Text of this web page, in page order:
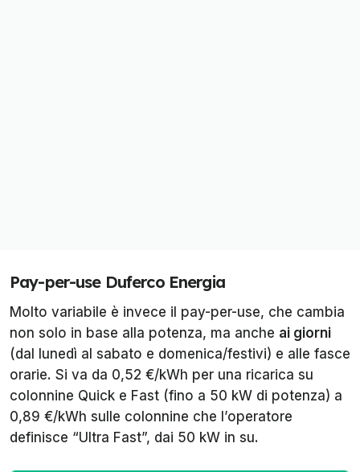
Pay-per-use Duferco Energia
Molto variabile è invece il pay-per-use, che cambia
non solo in base alla potenza, ma anche ai giorni
(dal lunedì al sabato e domenica/festivi) e alle fasce
orarie. Si va da 0,52 €/kWh per una ricarica su
colonnine Quick e Fast (fino a 50 kW di potenza) a
0,89 €/kWh sulle colonnine che l’operatore
definisce “Ultra Fast”, dai 50 kW in su.